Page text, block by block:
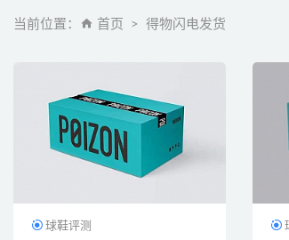
当前位置： 首页 得物闪电发货
球鞋评测